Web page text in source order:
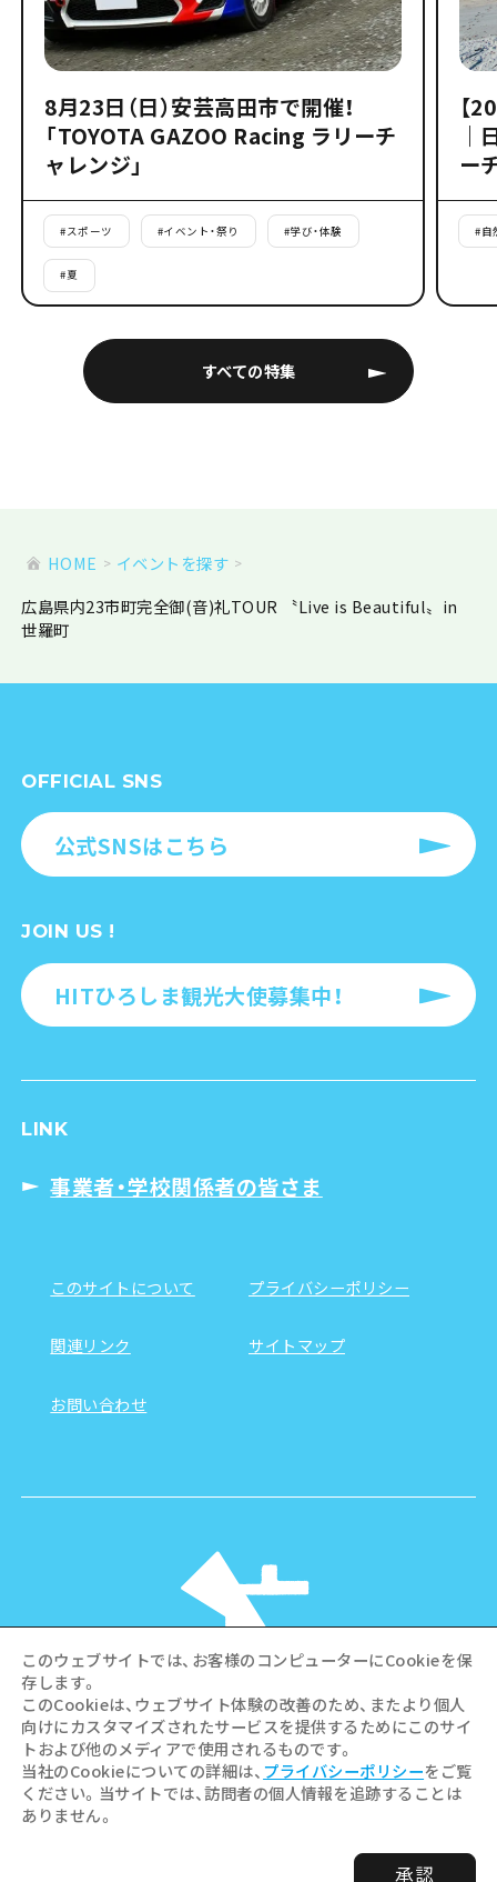
すべての特集
8月23日（日）安芸高田市で開催！
「TOYOTA GAZOO Racing ラリーチ
ャレンジ」
#スポーツ #イベント・祭り #学び・体験
#夏
【
｜
ー
#自
HOME
イベントを探す
広島県内23市町完全御(音)礼TOUR 〝Live is Beautiful〟in
世羅町
OFFICIAL SNS
公式SNSはこちら
JOIN US !
HITひろしま観光大使募集中！
LINK
事業者・学校関係者の皆さま
このサイトについて プライバシーポリシー
関連リンク サイトマップ
お問い合わせ
©Hiroshima Tourism Association /
Hiroshima Prefecture / Hiroshima City .
All rights reserved
このウェブサイトでは、お客様のコンピューターにCookieを保
存します。
このCookieは、ウェブサイト体験の改善のため、またより個人
向けにカスタマイズされたサービスを提供するためにこのサイ
トおよび他のメディアで使用されるものです。
当社のCookieについての詳細は、 プライバシーポリシーをご覧
ください。当サイトでは、訪問者の個人情報を追跡することは
ありません。
承認